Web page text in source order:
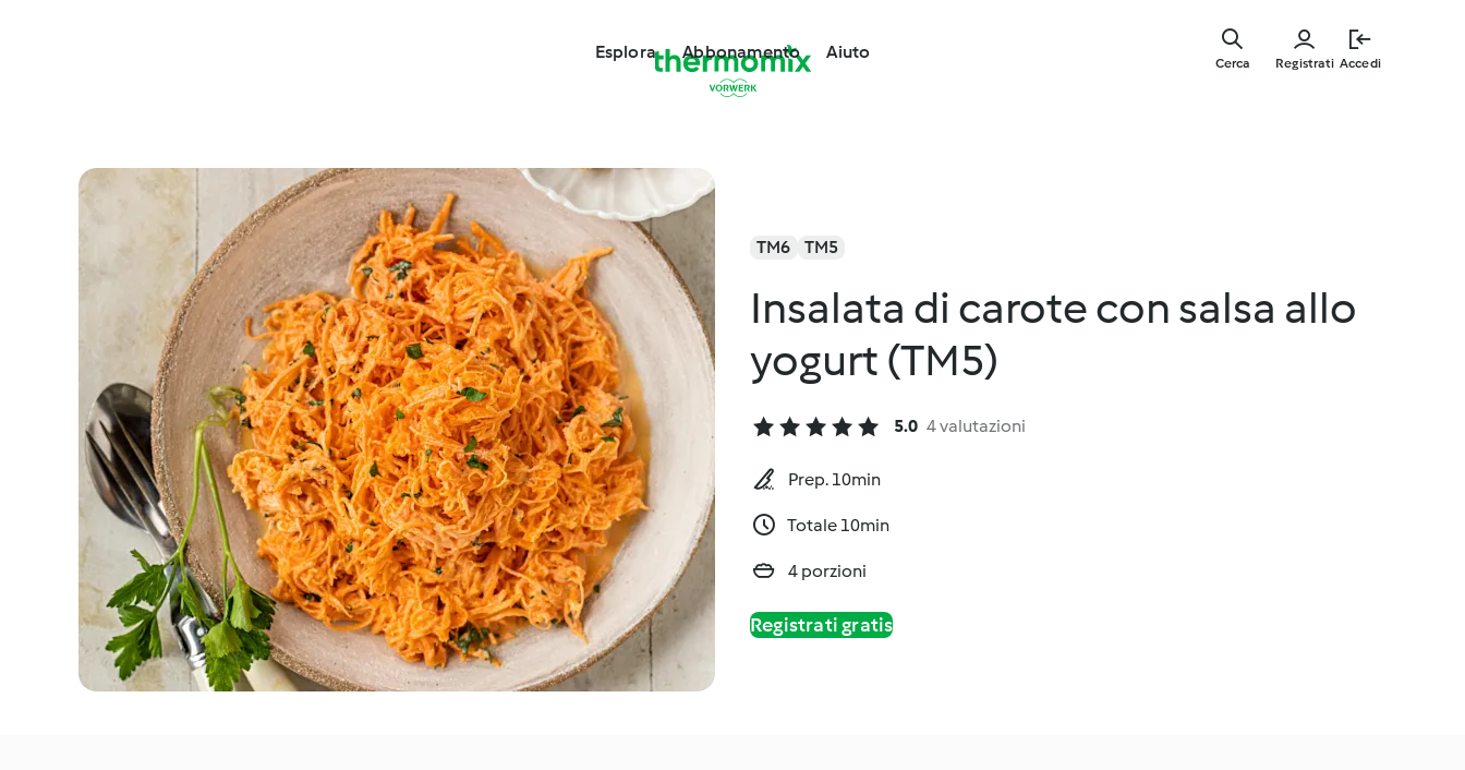
Esplora Abbonamento Aiuto
Registrati Accedi
Cerca
TM6 TM5
Insalata di carote con salsa allo
yogurt (TM5)
5.0 4 valutazioni
Prep. 10min
Totale 10min
4 porzioni
Registrati gratis